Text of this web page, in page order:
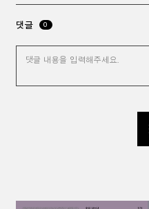
댓글 0